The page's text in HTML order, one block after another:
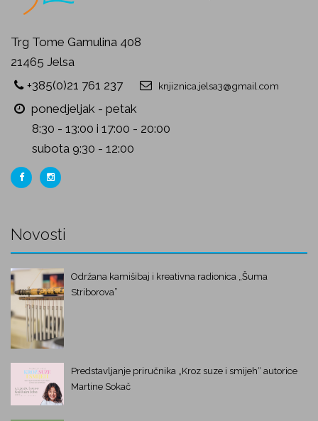
Trg Tome Gamulina 408
21465 Jelsa
+385(0)21 761 237
knjiznica.jelsa3@gmail.com
ponedjeljak - petak
8:30 - 13:00 i 17:00 - 20:00
subota 9:30 - 12:00
Novosti
Održana kamišibaj i kreativna radionica „Šuma
Striborova”
Predstavljanje priručnika „Kroz suze i smijeh“ autorice
Martine Sokač